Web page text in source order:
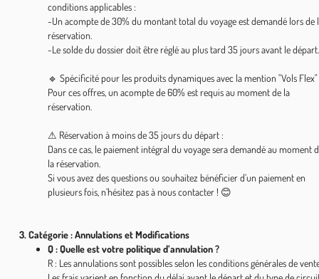
conditions applicables :
-Un acompte de 30% du montant total du voyage est demandé lors de
réservation.
-Le solde du dossier doit être réglé au plus tard 35 jours avant le départ.
🔹 Spécificité pour les produits dynamiques avec la mention "Vols Flex"
Pour ces offres, un acompte de 60% est requis au moment de la
réservation.
⚠ Réservation à moins de 35 jours du départ :
Dans ce cas, le paiement intégral du voyage sera demandé au moment
la réservation.
Si vous avez des questions ou souhaitez bénéficier d’un paiement en
plusieurs fois, n’hésitez pas à nous contacter ! 😊
3. Catégorie : Annulations et Modifications
Q : Quelle est votre politique d’annulation ?
R : Les annulations sont possibles selon les conditions générales de